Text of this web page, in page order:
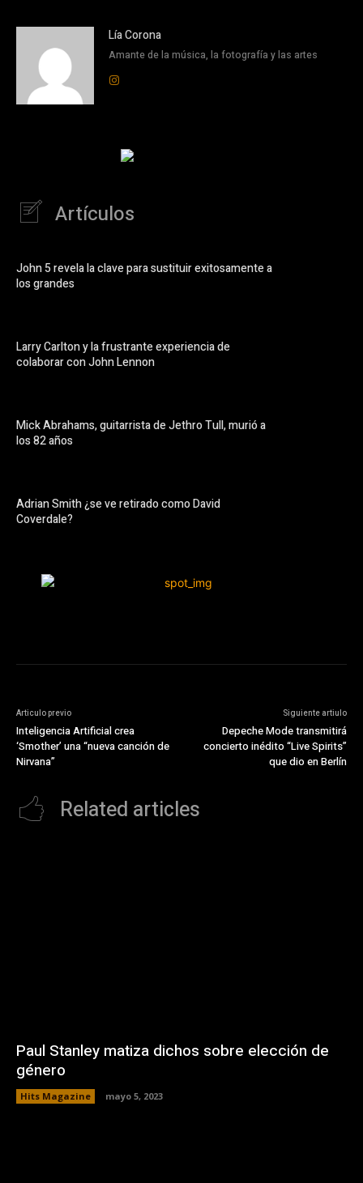
Lía Corona
Amante de la música, la fotografía y las artes
Artículos
John 5 revela la clave para sustituir exitosamente a
los grandes
Larry Carlton y la frustrante experiencia de
colaborar con John Lennon
Mick Abrahams, guitarrista de Jethro Tull, murió a
los 82 años
Adrian Smith ¿se ve retirado como David
Coverdale?
Articulo previo
Inteligencia Artificial crea
‘Smother’ una “nueva canción de
Nirvana”
Siguiente artiulo
Depeche Mode transmitirá
concierto inédito “Live Spirits”
que dio en Berlín
Related articles
Paul Stanley matiza dichos sobre elección de
género
Hits Magazine mayo 5, 2023